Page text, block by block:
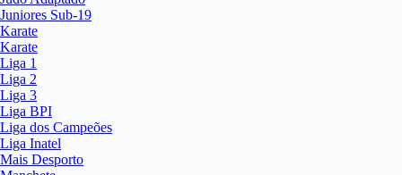
Juniores Sub-19
Karate
Karate
Liga 1
Liga 2
Liga 3
Liga BPI
Liga dos Campeões
Liga Inatel
Mais Desporto